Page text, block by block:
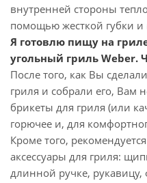
внутренней стороны
помощью жесткой губки и
Я готовлю пищу на
угольный гриль Weber.
После того, как Вы
гриля и собрали его, Вам
брикеты для гриля (или
горючее и, для
Кроме того,
аксессуары для гриля:
длинной ручке,